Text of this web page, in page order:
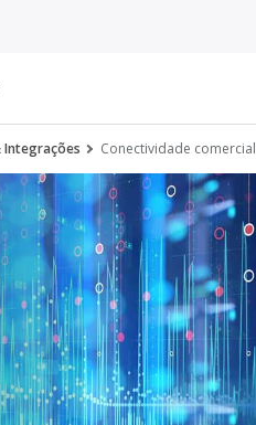
Integrações Conectividade comercial